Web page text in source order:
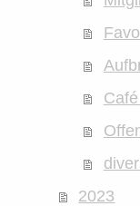
2023